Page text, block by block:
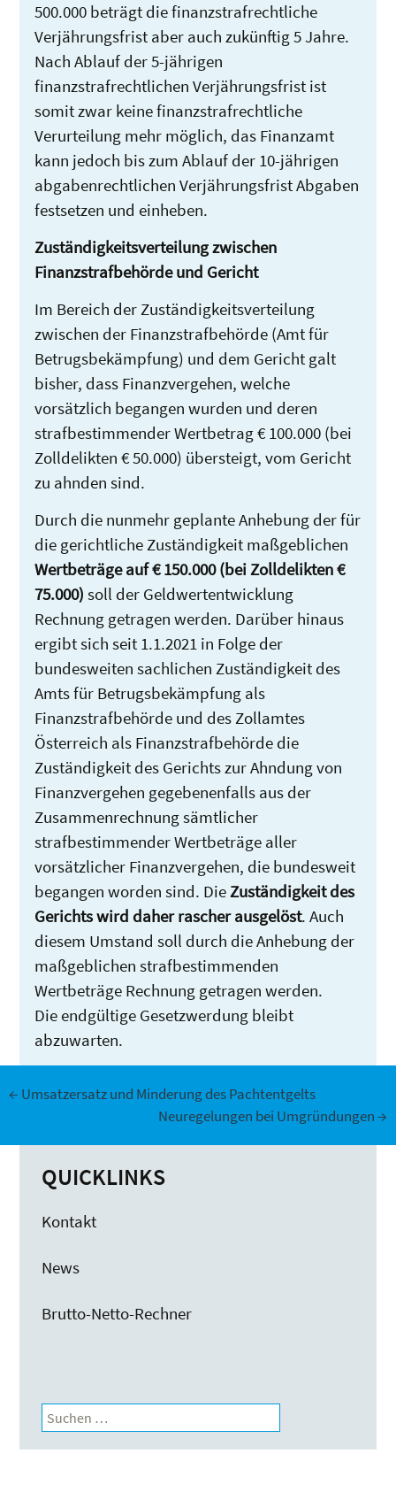
500.000 beträgt die finanzstrafrechtliche
Verjährungsfrist aber auch zukünftig 5 Jahre.
Nach Ablauf der 5-jährigen
finanzstrafrechtlichen Verjährungsfrist ist
somit zwar keine finanzstrafrechtliche
Verurteilung mehr möglich, das Finanzamt
kann jedoch bis zum Ablauf der 10-jährigen
abgabenrechtlichen Verjährungsfrist Abgaben
festsetzen und einheben.
Zuständigkeitsverteilung zwischen
Finanzstrafbehörde und Gericht
Im Bereich der Zuständigkeitsverteilung
zwischen der Finanzstrafbehörde (Amt für
Betrugsbekämpfung) und dem Gericht galt
bisher, dass Finanzvergehen, welche
vorsätzlich begangen wurden und deren
strafbestimmender Wertbetrag € 100.000 (bei
Zolldelikten € 50.000) übersteigt, vom Gericht
zu ahnden sind.
Durch die nunmehr geplante Anhebung der für
die gerichtliche Zuständigkeit maßgeblichen
Wertbeträge auf € 150.000 (bei Zolldelikten €
75.000) soll der Geldwertentwicklung
Rechnung getragen werden. Darüber hinaus
ergibt sich seit 1.1.2021 in Folge der
bundesweiten sachlichen Zuständigkeit des
Amts für Betrugsbekämpfung als
Finanzstrafbehörde und des Zollamtes
Österreich als Finanzstrafbehörde die
Zuständigkeit des Gerichts zur Ahndung von
Finanzvergehen gegebenenfalls aus der
Zusammenrechnung sämtlicher
strafbestimmender Wertbeträge aller
vorsätzlicher Finanzvergehen, die bundesweit
begangen worden sind. DieZuständigkeit des
Gerichts wird daher rascher ausgelöst. Auch
diesem Umstand soll durch die Anhebung der
maßgeblichen strafbestimmenden
Wertbeträge Rechnung getragen werden.
Die endgültige Gesetzwerdung bleibt
abzuwarten.
Beitrags-
Navigation
← Umsatzersatz und Minderung des Pachtentgelts
Neuregelungen bei Umgründungen→
QUICKLINKS
Kontakt
News
Brutto-Netto-Rechner
Suchen
nach: